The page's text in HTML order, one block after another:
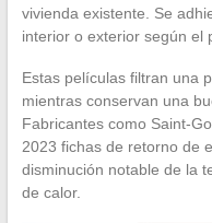
vivienda existente. Se
interior o exterior según el
Estas películas filtran una
mientras conservan una
Fabricantes como Saint-
2023 fichas de retorno de
disminución notable de la
de calor.